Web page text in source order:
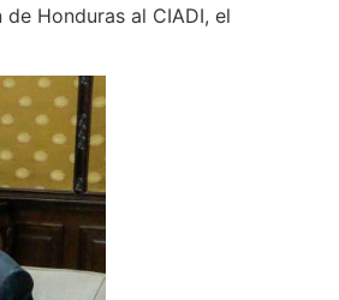
Honduras al CIADI, el